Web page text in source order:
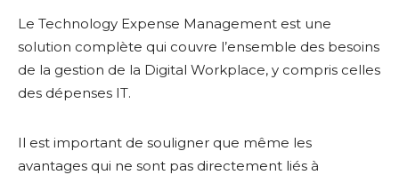
Le Technology Expense Management est une
solution complète qui couvre l’ensemble des besoins
de la gestion de la Digital Workplace, y compris celles
des dépenses IT.
Il est important de souligner que même les
avantages qui ne sont pas directement liés à